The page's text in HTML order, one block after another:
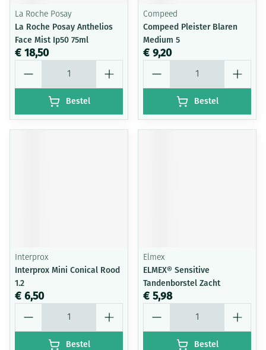
La Roche Posay
La Roche Posay Anthelios
Face Mist Ip50 75ml
€ 18,50
Bestel
Compeed
Compeed Pleister Blaren
Medium 5
€ 9,20
Bestel
Interprox
Interprox Mini Conical Rood
1.2
€ 6,50
Bestel
Elmex
ELMEX® Sensitive
Tandenborstel Zacht
€ 5,98
Bestel